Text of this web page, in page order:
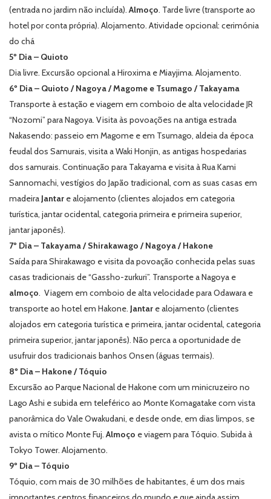
(entrada no jardim não incluída).Almoço. Tarde livre (transporte ao
hotel por conta própria). Alojamento. Atividade opcional: cerimónia
do chá
5º Dia – Quioto
Dia livre. Excursão opcional a Hiroxima e Miayjima. Alojamento.
6º Dia – Quioto / Nagoya / Magome e Tsumago / Takayama
Transporte à estação e viagem em comboio de alta velocidade JR
“Nozomi” para Nagoya. Visita às povoações na antiga estrada
Nakasendo: passeio em Magome e em Tsumago, aldeia da época
feudal dos Samurais, visita a Waki Honjin, as antigas hospedarias
dos samurais. Continuação para Takayama e visita à Rua Kami
Sannomachi, vestígios do Japão tradicional, com as suas casas em
madeira Jantar e alojamento (clientes alojados em categoria
turística, jantar ocidental, categoria primeira e primeira superior,
jantar japonês).
7º Dia – Takayama / Shirakawago / Nagoya / Hakone
Saída para Shirakawago e visita da povoação conhecida pelas suas
casas tradicionais de “Gassho-zurkuri”. Transporte a Nagoya e
almoço. Viagem em comboio de alta velocidade para Odawara e
transporte ao hotel em Hakone. Jantar e alojamento (clientes
alojados em categoria turística e primeira, jantar ocidental, categoria
primeira superior, jantar japonês). Não perca a oportunidade de
usufruir dos tradicionais banhos Onsen (águas termais).
8º Dia – Hakone / Tóquio
Excursão ao Parque Nacional de Hakone com um minicruzeiro no
Lago Ashi e subida em teleférico ao Monte Komagatake com vista
panorâmica do Vale Owakudani, e desde onde, em dias limpos, se
avista o mítico Monte Fuj.Almoço e viagem para Tóquio. Subida à
Tokyo Tower. Alojamento.
9º Dia – Tóquio
Tóquio, com mais de 30 milhões de habitantes, é um dos mais